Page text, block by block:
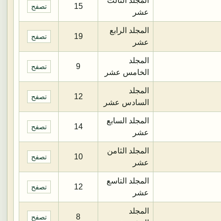
عشر
15 تصفح
المجلد الرابع
عشر
19 تصفح
المجلد
الخامس عشر
9 تصفح
المجلد
السادس عشر
12 تصفح
المجلد السابع
عشر
14 تصفح
المجلد الثامن
عشر
10 تصفح
المجلد التاسع
عشر
12 تصفح
المجلد
8 تصفح